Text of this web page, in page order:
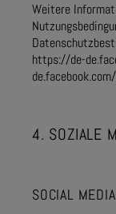
Weitere
https://de-
4. SOZIALE
SOCIAL